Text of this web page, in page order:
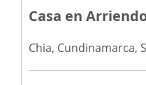
Casa en
Chia, Cundinamarca,